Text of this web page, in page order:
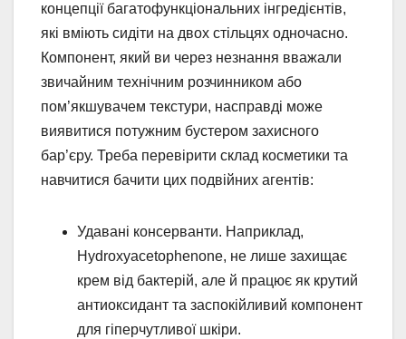
концепції багатофункціональних інгредієнтів,
які вміють сидіти на двох стільцях одночасно.
Компонент, який ви через незнання вважали
звичайним технічним розчинником або
пом’якшувачем текстури, насправді може
виявитися потужним бустером захисного
бар’єру. Треба перевірити склад косметики та
навчитися бачити цих подвійних агентів:
Удавані консерванти. Наприклад,
Hydroxyacetophenone, не лише захищає
крем від бактерій, але й працює як крутий
антиоксидант та заспокійливий компонент
для гіперчутливої шкіри.